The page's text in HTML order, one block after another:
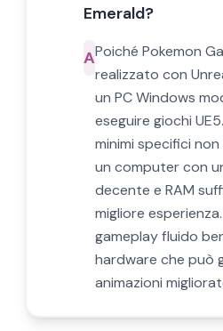
Emerald?
APoiché Pokemon
realizzato con
un PC Windows
eseguire giochi
minimi specifici
un computer con
decente e RAM
migliore
gameplay fluido
hardware che può
animazioni